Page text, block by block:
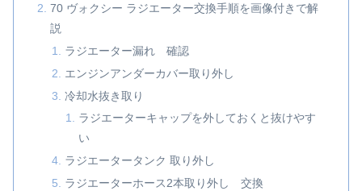
70 ヴォクシー ラジエーター交換手順を画像付きで解
説
ラジエーター漏れ 確認
エンジンアンダーカバー取り外し
冷却水抜き取り
ラジエーターキャップを外しておくと抜けやす
い
ラジエータータンク 取り外し
ラジエーターホース2本取り外し 交換